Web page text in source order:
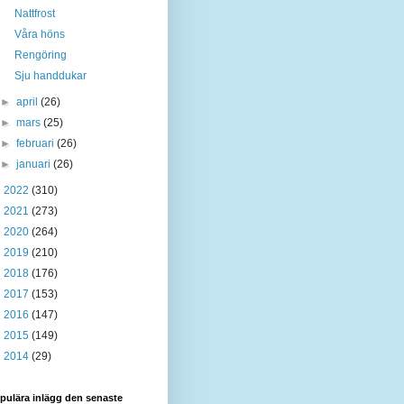
Nattfrost
Våra höns
Rengöring
Sju handdukar
►april(26)
►mars(25)
►februari(26)
►januari(26)
2022 (310)
2021 (273)
2020 (264)
2019 (210)
2018 (176)
2017 (153)
2016 (147)
2015 (149)
2014 (29)
inlägg den senaste